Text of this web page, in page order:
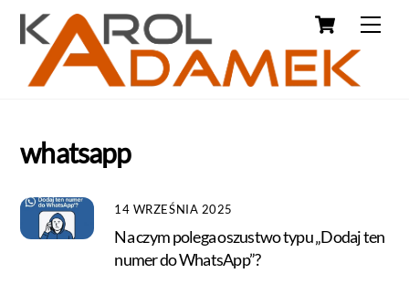
whatsapp
14 WRZEŚNIA 2025
Na czym polega oszustwo typu „Dodaj ten
numer do WhatsApp”?